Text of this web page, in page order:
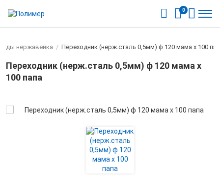
0
нержавейка / Переходник (нерж.сталь 0,5мм) ф 120 мама х 100
Переходник (нерж.сталь 0,5мм) ф 120 мама х
100 папа